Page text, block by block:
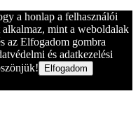
a honlap a felhasználói
mint a weboldalak
az Elfogadom gombra
és adatkezelési
Elfogadom